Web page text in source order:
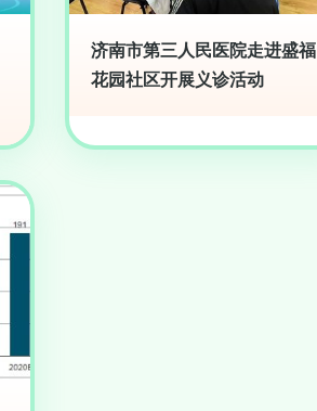
济南市第三人民医院走进盛福
花园社区开展义诊活动